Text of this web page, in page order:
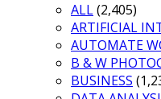
ALL(2,405)
ARTIFICIAL
AUTOMATE
B & W
BUSINESS